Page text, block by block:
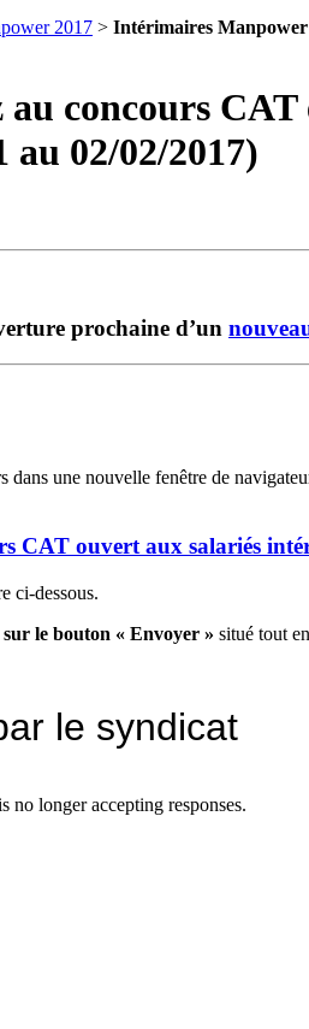
2017 > Intérimaires
concours CAT
02/02/2017)
prochaine d’un
une nouvelle fenêtre de
CAT ouvert aux salariés
ci-dessous.
le bouton « Envoyer » situé tout